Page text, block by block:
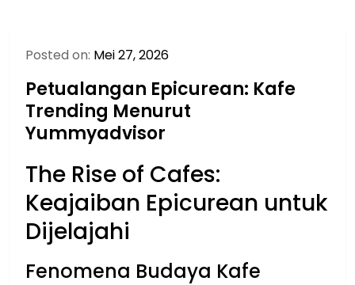
Posted on: Mei 27, 2026
Petualangan Epicurean: Kafe
Trending Menurut
Yummyadvisor
The Rise of Cafes:
Keajaiban Epicurean untuk
Dijelajahi
Fenomena Budaya Kafe